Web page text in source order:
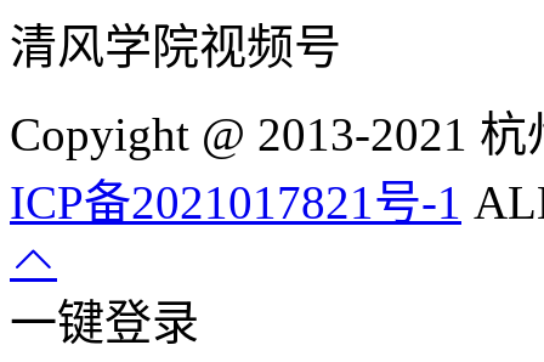
清风学院视频号
Copyight @ 2013-2021
ICP备2021017821号-1
一键登录